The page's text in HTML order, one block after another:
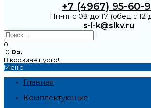
+7 (4967) 95-60-
Пн-пт с 08 до 17 (обед с 12
s-l-k@slkv.ru
0
0 0р.
В корзине пусто!
Меню
Главная
Комплектующие